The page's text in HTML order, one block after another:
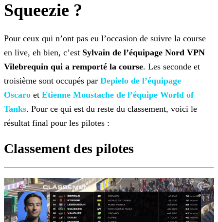
Squeezie ?
Pour ceux qui n’ont pas eu l’occasion de suivre la course
en live, eh bien, c’est Sylvain de l’équipage Nord VPN
Vilebrequin qui a remporté la course. Les seconde et
troisième sont occupés par Depielo de l’équipage
Oscaro et Etienne Moustache de l’équipe World of
Tanks. Pour ce qui est du reste du classement, voici le
résultat final pour les pilotes :
Classement des pilotes